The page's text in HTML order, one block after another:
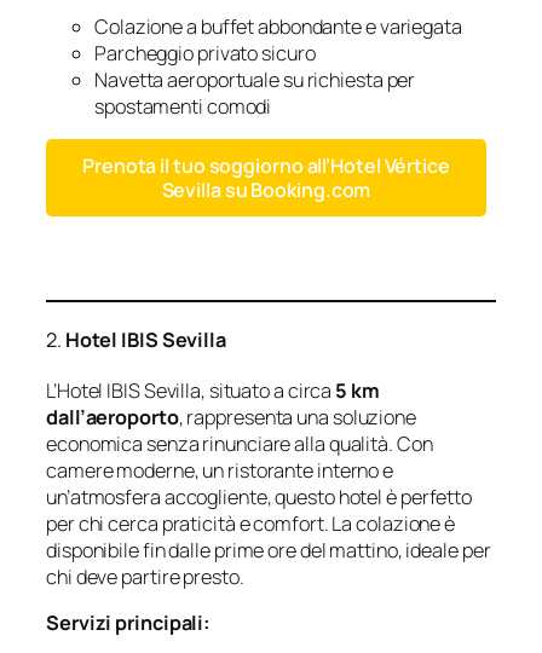
Colazione a buffet abbondante e variegata
Parcheggio privato sicuro
Navetta aeroportuale su richiesta per
spostamenti comodi
Prenota il tuo soggiorno all’Hotel Vértice
Sevilla su Booking.com
2. Hotel IBIS Sevilla
L’Hotel IBIS Sevilla, situato a circa 5 km
dall’aeroporto, rappresenta una soluzione
economica senza rinunciare alla qualità. Con
camere moderne, un ristorante interno e
un’atmosfera accogliente, questo hotel è perfetto
per chi cerca praticità e comfort. La colazione è
disponibile fin dalle prime ore del mattino, ideale per
chi deve partire presto.
Servizi principali: